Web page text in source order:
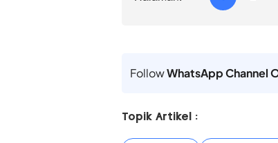
FollowWhatsApp Channel
Topik Artikel :